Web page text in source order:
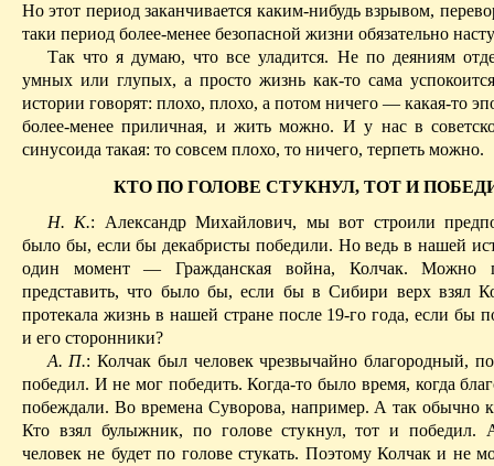
Но этот период заканчивается каким-нибудь взрывом,
таки период более-менее безопасной жизни обязательно
Так что я думаю, что все уладится. Не по деяниям
умных или глупых, а просто жизнь как-то сама
истории говорят: плохо, плохо, а потом ничего — какая-то
более-менее приличная, и жить можно. И у нас в
синусоида такая: то совсем плохо, то ничего, терпеть можно.
КТО ПО ГОЛОВЕ СТУКНУЛ, ТОТ И
Н. К.: Александр Михайлович, мы вот строили
было бы, если бы декабристы победили. Но ведь в нашей
один момент — Гражданская война, Колчак. Можно
представить, что было бы, если бы в Сибири верх взял
протекала жизнь в нашей стране после 19-го года, если бы
и его сторонники?
А. П.: Колчак был человек чрезвычайно благородный,
победил. И не мог победить. Когда-то было время, когда
побеждали. Во времена Суворова, например. А так обычно
Кто взял булыжник, по голове стукнул, тот и победил.
человек не будет по голове стукать. Поэтому Колчак и не